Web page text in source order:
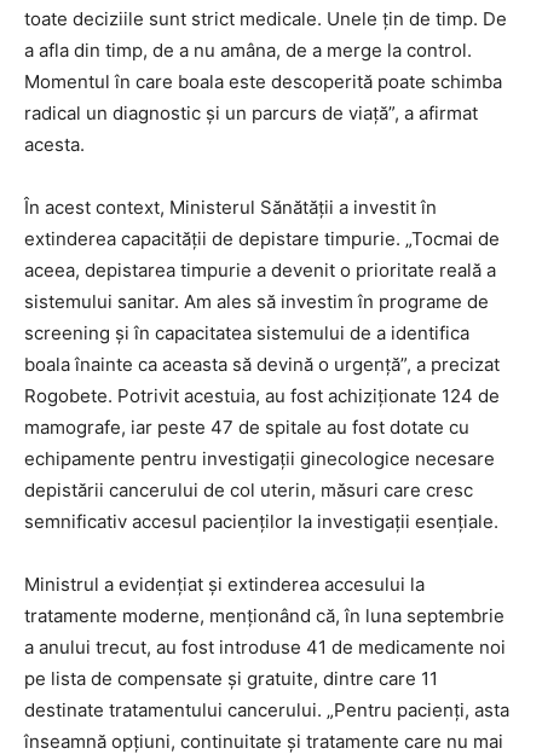
toate deciziile sunt strict medicale. Unele țin de timp. De
a afla din timp, de a nu amâna, de a merge la control.
Momentul în care boala este descoperită poate schimba
radical un diagnostic și un parcurs de viață”, a afirmat
acesta.
În acest context, Ministerul Sănătății a investit în
extinderea capacității de depistare timpurie. „Tocmai de
aceea, depistarea timpurie a devenit o prioritate reală a
sistemului sanitar. Am ales să investim în programe de
screening și în capacitatea sistemului de a identifica
boala înainte ca aceasta să devină o urgență”, a precizat
Rogobete. Potrivit acestuia, au fost achiziționate 124 de
mamografe, iar peste 47 de spitale au fost dotate cu
echipamente pentru investigații ginecologice necesare
depistării cancerului de col uterin, măsuri care cresc
semnificativ accesul pacienților la investigații esențiale.
Ministrul a evidențiat și extinderea accesului la
tratamente moderne, menționând că, în luna septembrie
a anului trecut, au fost introduse 41 de medicamente noi
pe lista de compensate și gratuite, dintre care 11
destinate tratamentului cancerului. „Pentru pacienți, asta
înseamnă opțiuni, continuitate și tratamente care nu mai